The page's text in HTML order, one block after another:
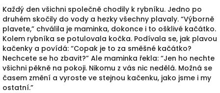
Každý den všichni společně chodily k rybníku. Jedno po
druhém skočily do vody a hezky všechny plavaly. “Výborně
plavete,” chválila je maminka, dokonce i to ošklivé kačátko.
Kolem rybníka se potulovala kočka. Podívala se, jak plavou
kačenky a povídá: “Copak je to za směšné kačátko?
Nechcete se ho zbavit?” Ale maminka řekla: “Jen ho nechte
všichni pěkně na pokoji. Nikomu z vás nic nedělá. Možná se
časem změní a vyroste ve stejnou kačenku, jako jsme i my
ostatní.”